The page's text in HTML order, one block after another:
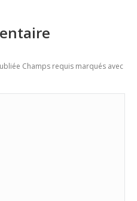
Champs requis marqués avec